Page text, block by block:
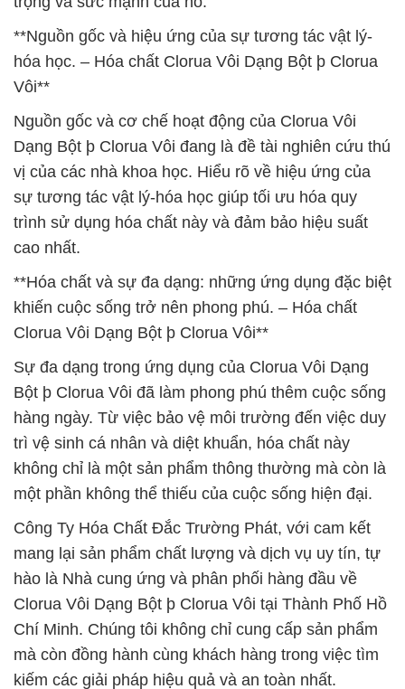
**Nguồn gốc và hiệu ứng của sự tương tác vật lý-
hóa học. – Hóa chất Clorua Vôi Dạng Bột þ Clorua
Vôi**
Nguồn gốc và cơ chế hoạt động của Clorua Vôi
Dạng Bột þ Clorua Vôi đang là đề tài nghiên cứu thú
vị của các nhà khoa học. Hiểu rõ về hiệu ứng của
sự tương tác vật lý-hóa học giúp tối ưu hóa quy
trình sử dụng hóa chất này và đảm bảo hiệu suất
cao nhất.
**Hóa chất và sự đa dạng: những ứng dụng đặc biệt
khiến cuộc sống trở nên phong phú. – Hóa chất
Clorua Vôi Dạng Bột þ Clorua Vôi**
Sự đa dạng trong ứng dụng của Clorua Vôi Dạng
Bột þ Clorua Vôi đã làm phong phú thêm cuộc sống
hàng ngày. Từ việc bảo vệ môi trường đến việc duy
trì vệ sinh cá nhân và diệt khuẩn, hóa chất này
không chỉ là một sản phẩm thông thường mà còn là
một phần không thể thiếu của cuộc sống hiện đại.
Công Ty Hóa Chất Đắc Trường Phát, với cam kết
mang lại sản phẩm chất lượng và dịch vụ uy tín, tự
hào là Nhà cung ứng và phân phối hàng đầu về
Clorua Vôi Dạng Bột þ Clorua Vôi tại Thành Phố Hồ
Chí Minh. Chúng tôi không chỉ cung cấp sản phẩm
mà còn đồng hành cùng khách hàng trong việc tìm
kiếm các giải pháp hiệu quả và an toàn nhất.